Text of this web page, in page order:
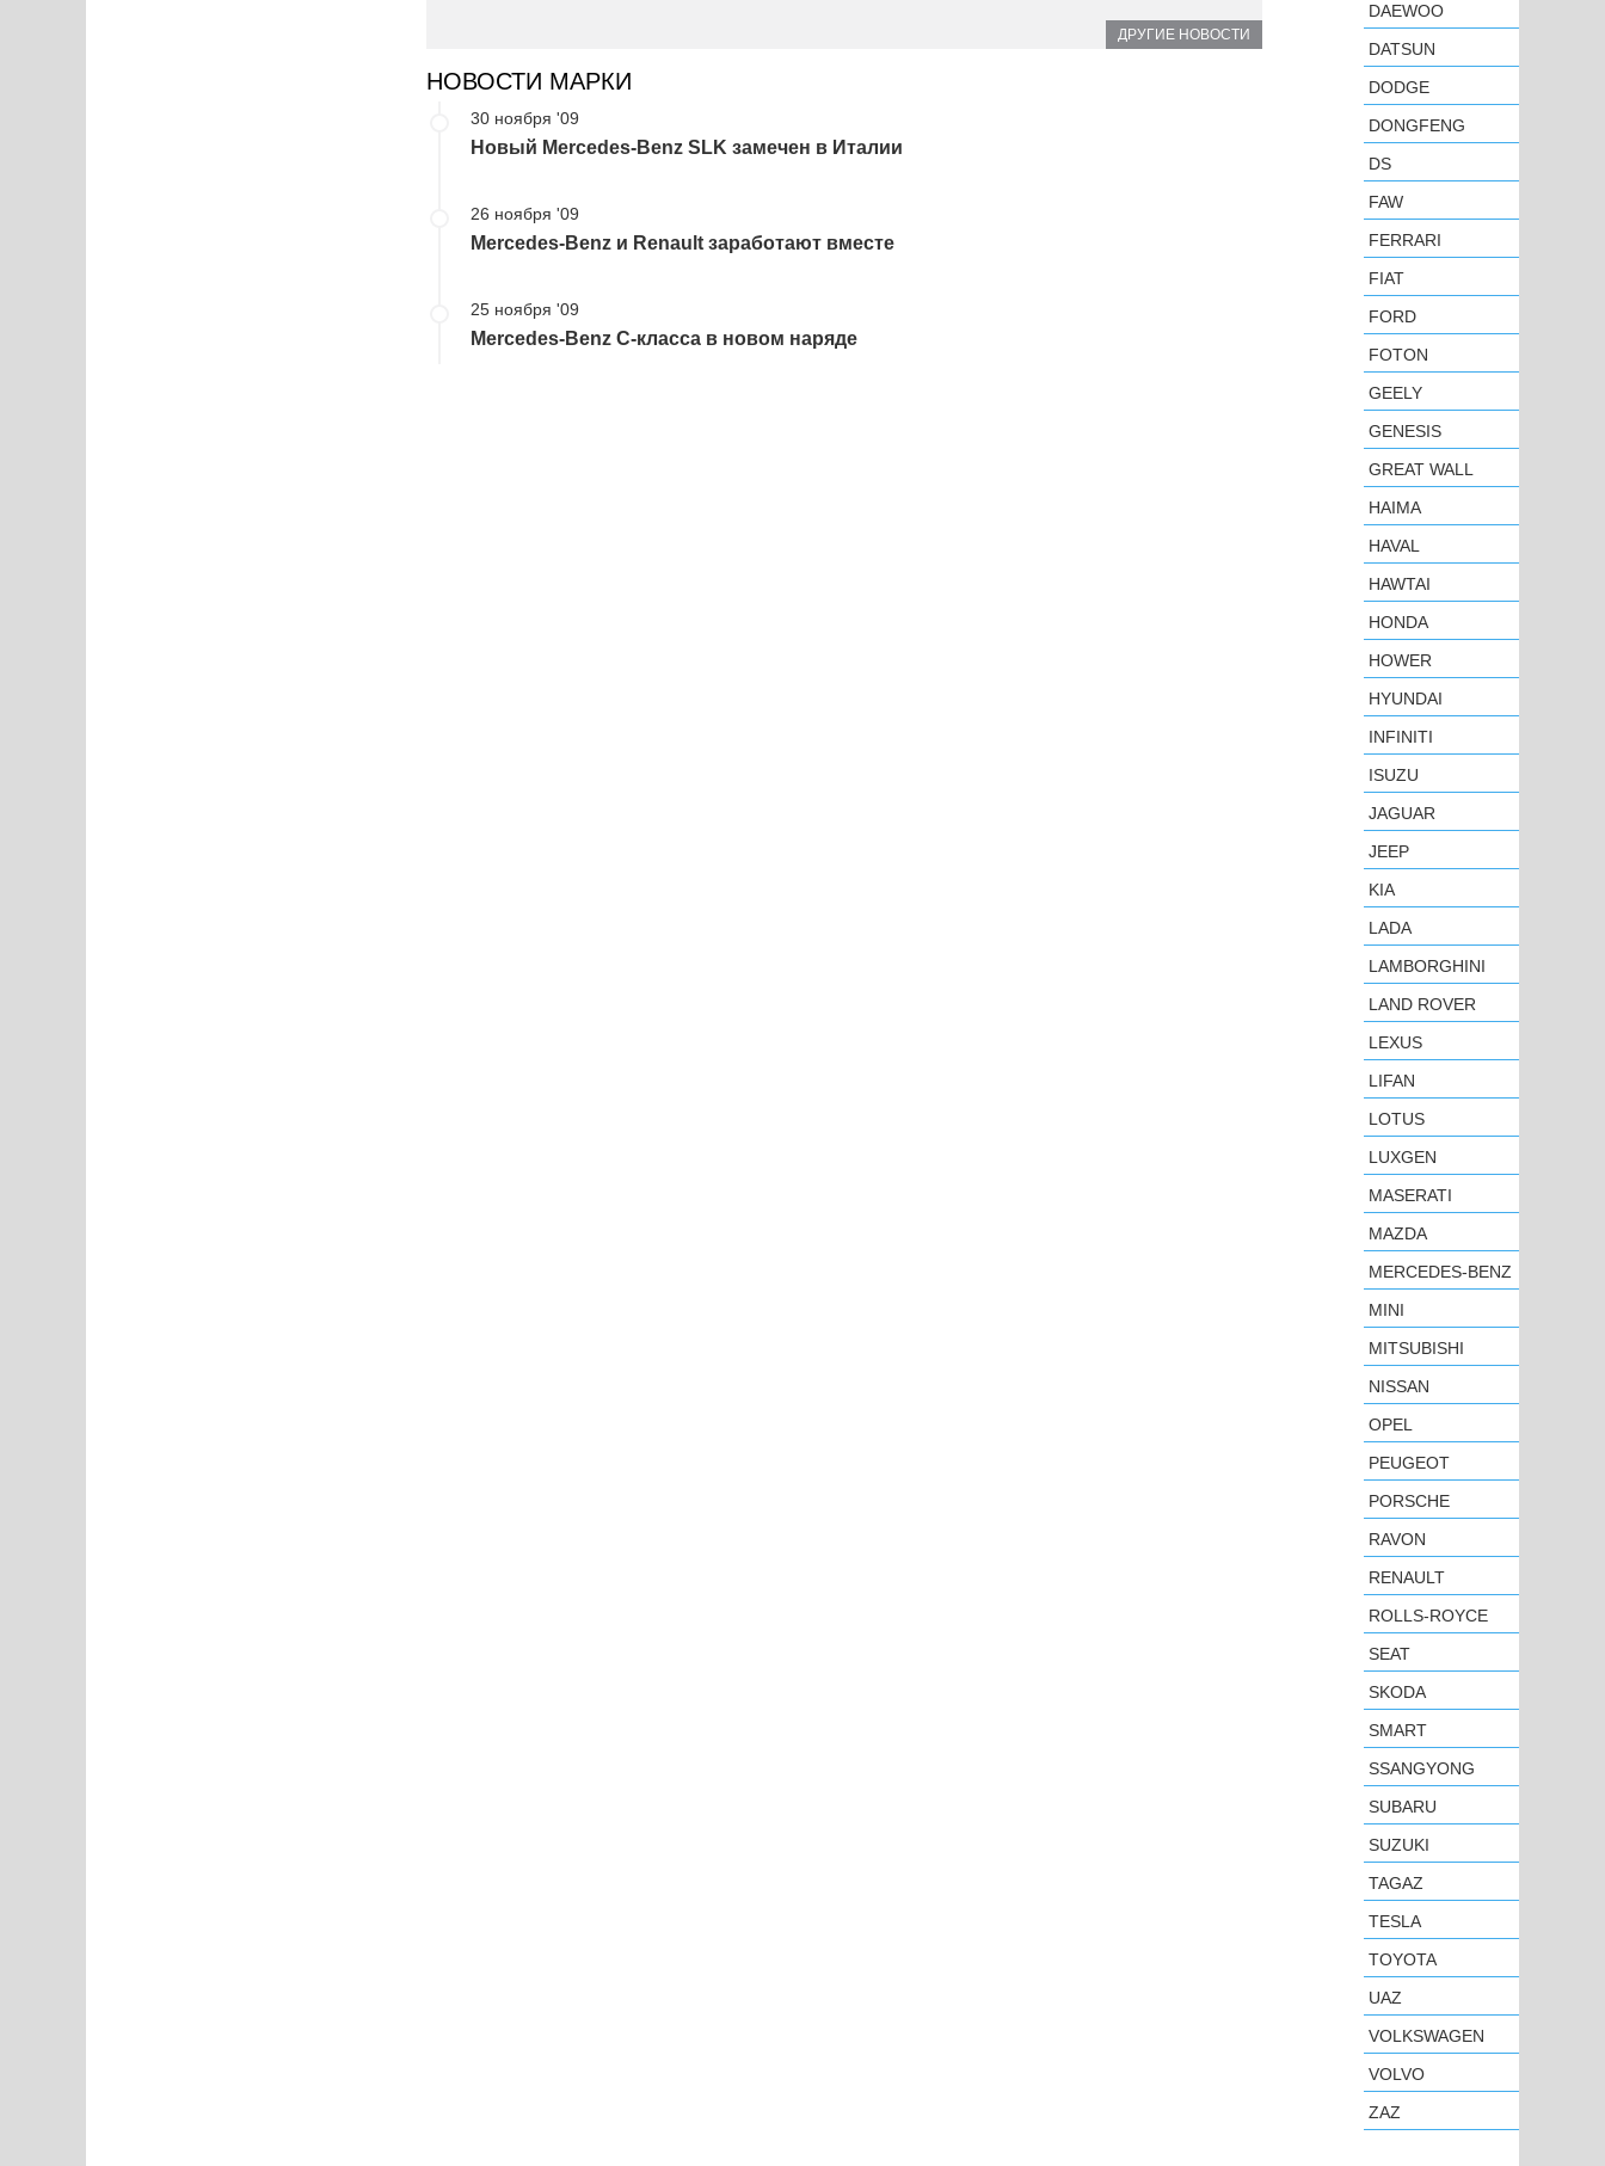
ДРУГИЕ НОВОСТИ
НОВОСТИ МАРКИ
30 ноября '09
Новый Mercedes-Benz SLK замечен в Италии
26 ноября '09
Mercedes-Benz и Renault заработают вместе
25 ноября '09
Mercedes-Benz C-класса в новом наряде
DAEWOO
DATSUN
DODGE
DONGFENG
DS
FAW
FERRARI
FIAT
FORD
FOTON
GEELY
GENESIS
GREAT WALL
HAIMA
HAVAL
HAWTAI
HONDA
HOWER
HYUNDAI
INFINITI
ISUZU
JAGUAR
JEEP
KIA
LADA
LAMBORGHINI
LAND ROVER
LEXUS
LIFAN
LOTUS
LUXGEN
MASERATI
MAZDA
MERCEDES-BENZ
MINI
MITSUBISHI
NISSAN
OPEL
PEUGEOT
PORSCHE
RAVON
RENAULT
ROLLS-ROYCE
SEAT
SKODA
SMART
SSANGYONG
SUBARU
SUZUKI
TAGAZ
TESLA
TOYOTA
UAZ
VOLKSWAGEN
VOLVO
ZAZ